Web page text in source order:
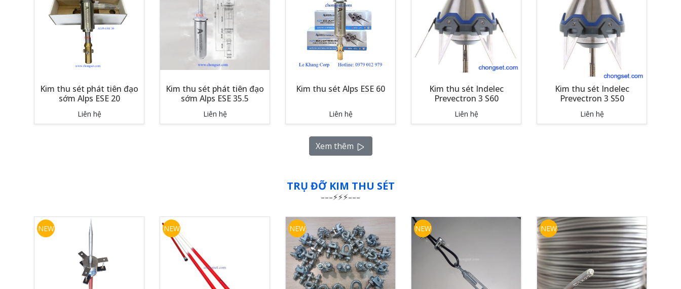
Kim thu sét phát tiên đạo
sớm Alps ESE 20
Liên hệ
Kim thu sét phát tiên đạo
sớm Alps ESE 35.5
Liên hệ
Kim thu sét Alps ESE 60
Liên hệ
Kim thu sét Indelec
Prevectron 3 S60
Liên hệ
Kim thu sét Indelec
Prevectron 3 S50
Liên hệ
Xem thêm
TRỤ ĐỠ KIM THU SÉT
NEW NEW NEW NEW NEW